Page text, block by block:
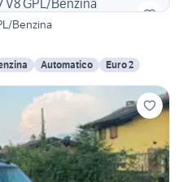
Benzina
Automatico Euro 2